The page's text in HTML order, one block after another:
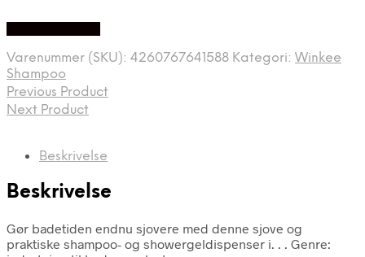
Varenummer (SKU): 4260767641588 Kategori: Winkee
Shampoo
Previous Product
Next Product
Beskrivelse
Beskrivelse
Gør badetiden endnu sjovere med denne sjove og
praktiske shampoo- og showergeldispenser i. . . Genre: